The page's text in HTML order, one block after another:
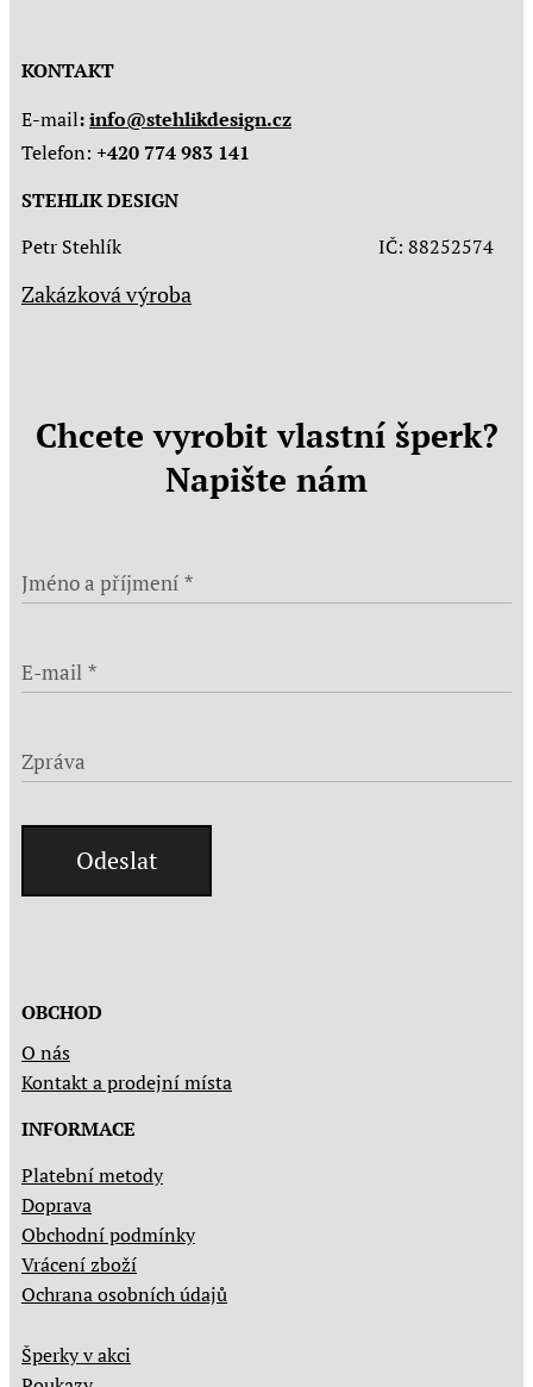
KONTAKT
E-mail:info@stehlikdesign.cz
Telefon: +420 774 983 141
STEHLIK DESIGN
Petr Stehlík IČ: 88252574
Zakázková výroba
Chcete vyrobit vlastní šperk?
Napište nám
Jméno a příjmení
E-mail
Zpráva
Odeslat
OBCHOD
O nás
Kontakt a prodejní místa
INFORMACE
Platební metody
Doprava
Obchodní podmínky
Vrácení zboží
Ochrana osobních údajů
Šperky v akci